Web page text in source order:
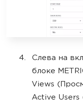
Слева на
блоке
Views
Active Users